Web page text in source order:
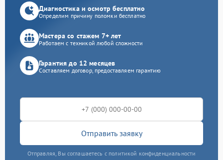
Диагностика и осмотр бесплатно
Определим причину поломки бесплатно
Мастера со стажем 7+ лет
Работаем с техникой любой сложности
Гарантия до 12 месяцев
Составляем договор, предоставляем гарантию
Отправить заявку
Отправляя, Вы соглашаетесь с политикой конфиденциальности